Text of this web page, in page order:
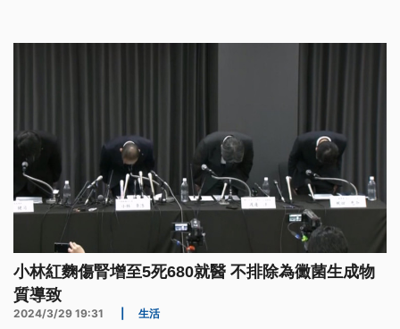
小林紅麴傷腎增至5死680就醫 不排除為黴菌生成物
質導致
2024/3/29 19:31 生活